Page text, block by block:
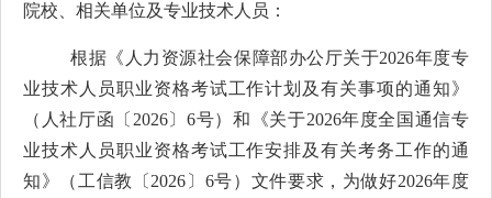
院校、相关单位及专业技术人员：
根据《人力资源社会保障部办公厅关于2026年度专
业技术人员职业资格考试工作计划及有关事项的通知》
（人社厅函〔 2026〕6号）和《关于2026年度全国通信专
业技术人员职业资格考试工作安排及有关考务工作的通
知》（工信教〔 2026 〕 6号）文件要求，为做好2026年度